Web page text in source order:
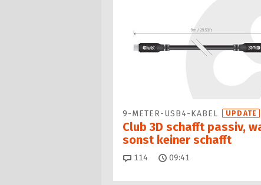
9-METER-USB4-KABEL UPDATE
Club 3D schafft passiv,
sonst keiner schafft
114 Kommentare
09:41